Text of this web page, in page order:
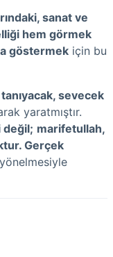
sanat ve
hem görmek
göstermek için bu
sevecek
yaratmıştır.
değil; marifetullah,
Gerçek